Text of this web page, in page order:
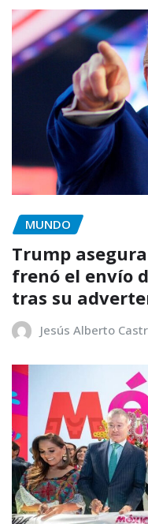
MUNDO
Trump
frenó el envío
tras su
Jesús Alberto